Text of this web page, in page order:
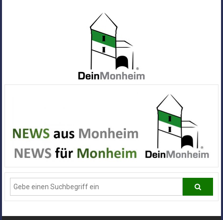
Alle
News
aus
Deiner
Stadt
Monheim